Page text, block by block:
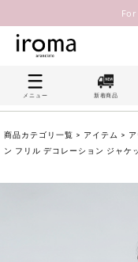
メニュー 新着商品
商品カテゴリ一覧 > アイテム >
ン フリル デコレーション ジャケ